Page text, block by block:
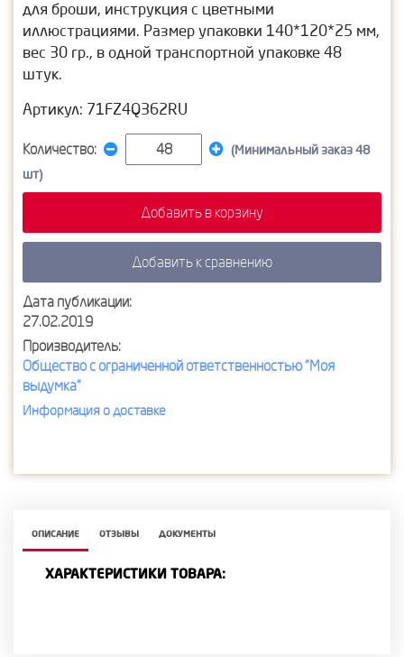
для броши, инструкция с цветными
иллюстрациями. Размер упаковки 140*120*25 мм,
вес 30 гр., в одной транспортной упаковке 48
штук.
Артикул: 71FZ4Q362RU
Количество:
(Минимальный заказ 48
шт)
Добавить в корзину
Добавить к сравнению
Дата публикации:
27.02.2019
Производитель:
Общество с ограниченной ответственностью "Моя
выдумка"
Информация о доставке
ОПИСАНИЕ ОТЗЫВЫ ДОКУМЕНТЫ
ХАРАКТЕРИСТИКИ ТОВАРА: